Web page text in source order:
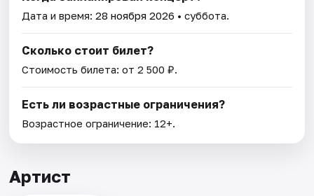
Дата и время:28 ноября 2026 • суббота.
Сколько стоит билет?
Стоимость билета: от 2 500 ₽.
Есть ли возрастные ограничения?
Возрастное ограничение: 12+.
Артист